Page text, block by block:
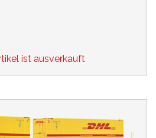
ist ausverkauft